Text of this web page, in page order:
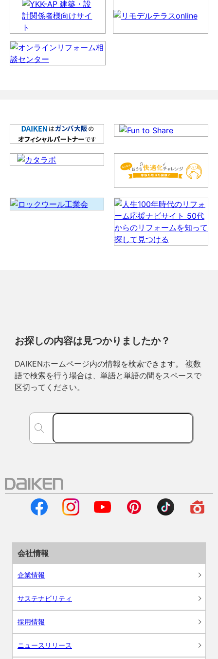
お探しの内容は見つかりましたか？
DAIKENホームページ内の情報を検索できます。 複数
語で検索を行う場合は、単語と単語の間をスペースで
区切ってください。
会社情報
企業情報
サステナビリティ
採用情報
ニュースリリース